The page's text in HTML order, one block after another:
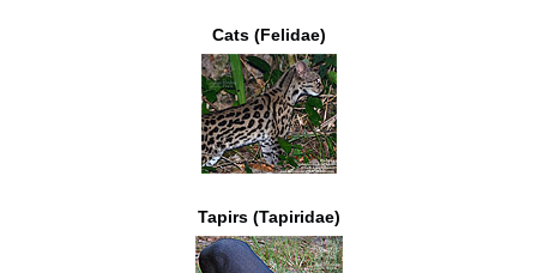
Cats (Felidae)
Tapirs (Tapiridae)